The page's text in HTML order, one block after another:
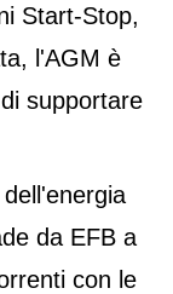
Start-Stop,
l'AGM è
supportare
da EFB a
con le